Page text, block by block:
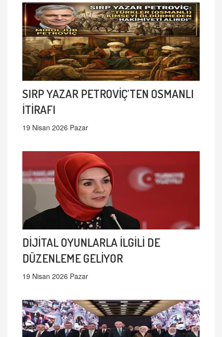
SIRP YAZAR PETROVİÇ'TEN OSMANLI
İTİRAFI
19 Nisan 2026 Pazar
DİJİTAL OYUNLARLA İLGİLİ DE
DÜZENLEME GELİYOR
19 Nisan 2026 Pazar